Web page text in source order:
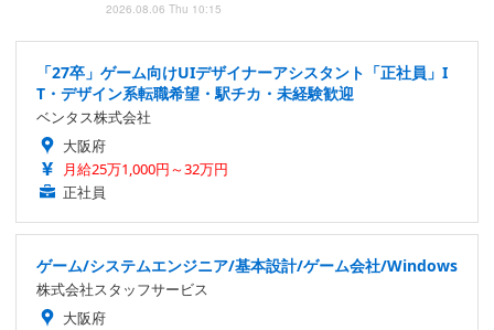
2026.08.06 Thu 10:15
「27卒」ゲーム向けUIデザイナーアシスタント「正社員」I
T・デザイン系転職希望・駅チカ・未経験歓迎
ベンタス株式会社
大阪府
月給25万1,000円～32万円
正社員
ゲーム/システムエンジニア/基本設計/ゲーム会社/Windows
株式会社スタッフサービス
大阪府